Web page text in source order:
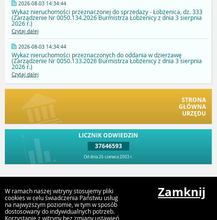
2026-08-03 14:34:44
Wykaz nieruchomości przeznaczonej do sprzedaży - Łobżenica, dz. 333
(Zarządzenie Nr 0050.134.2026 Burmistrza Łobżenicy z dnia 3 sierpnia
2026 r.)
Czytaj dalej
2026-08-03 14:34:44
Wykaz nieruchomości przeznaczonych do oddania w dzierżawę
(Zarządzenie Nr 0050.133.2026 Burmistrza Łobżenicy z dnia 3 sierpnia
2026 r.)
Czytaj dalej
STRONA
GŁÓWNA
URZĘDU
LICZNIK ODWIEDZIN
37646593
Od dnia 26 czerwca 2003 r.
Urząd Miejski Gminy Łobżenica, ul Sikorskiego 7, 67 2868100,
W ramach naszej witryny stosujemy pliki
cookies w celu świadczenia Państwu usług
na najwyższym poziomie, w tym w sposób
dostosowany do indywidualnych potrzeb.
Korzystanie z witryny bez zmiany ustawień
Zamknij